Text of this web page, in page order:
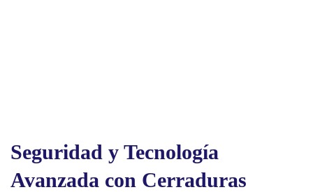
Seguridad y Tecnología
Avanzada con Cerraduras